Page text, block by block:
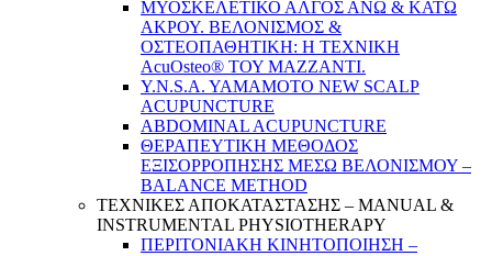
ΜΥΟΣΚΕΛΕΤΙΚΟ ΑΛΓΟΣ ΑΝΩ & ΚΑΤΩ
ΑΚΡΟΥ. ΒΕΛΟΝΙΣΜΟΣ &
ΟΣΤΕΟΠΑΘΗΤΙΚΗ: Η ΤΕΧΝΙΚΗ
AcuOsteo® ΤΟΥ MAZZANTI.
Y.N.S.A. YAMAMOTO NEW SCALP
ACUPUNCTURE
ABDOMINAL ACUPUNCTURE
ΘΕΡΑΠΕΥΤΙΚΗ ΜΕΘΟΔΟΣ
ΕΞΙΣΟΡΡΟΠΗΣΗΣ ΜΕΣΩ ΒΕΛΟΝΙΣΜΟΥ –
BALANCE METHOD
ΤΕΧΝΙΚΕΣ ΑΠΟΚΑΤΑΣΤΑΣΗΣ – MANUAL &
INSTRUMENTAL PHYSIOTHERAPY
ΠΕΡΙΤΟΝΙΑΚΗ ΚΙΝΗΤΟΠΟΙΗΣΗ –